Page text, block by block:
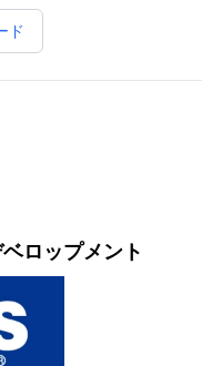
ド
ロップメント